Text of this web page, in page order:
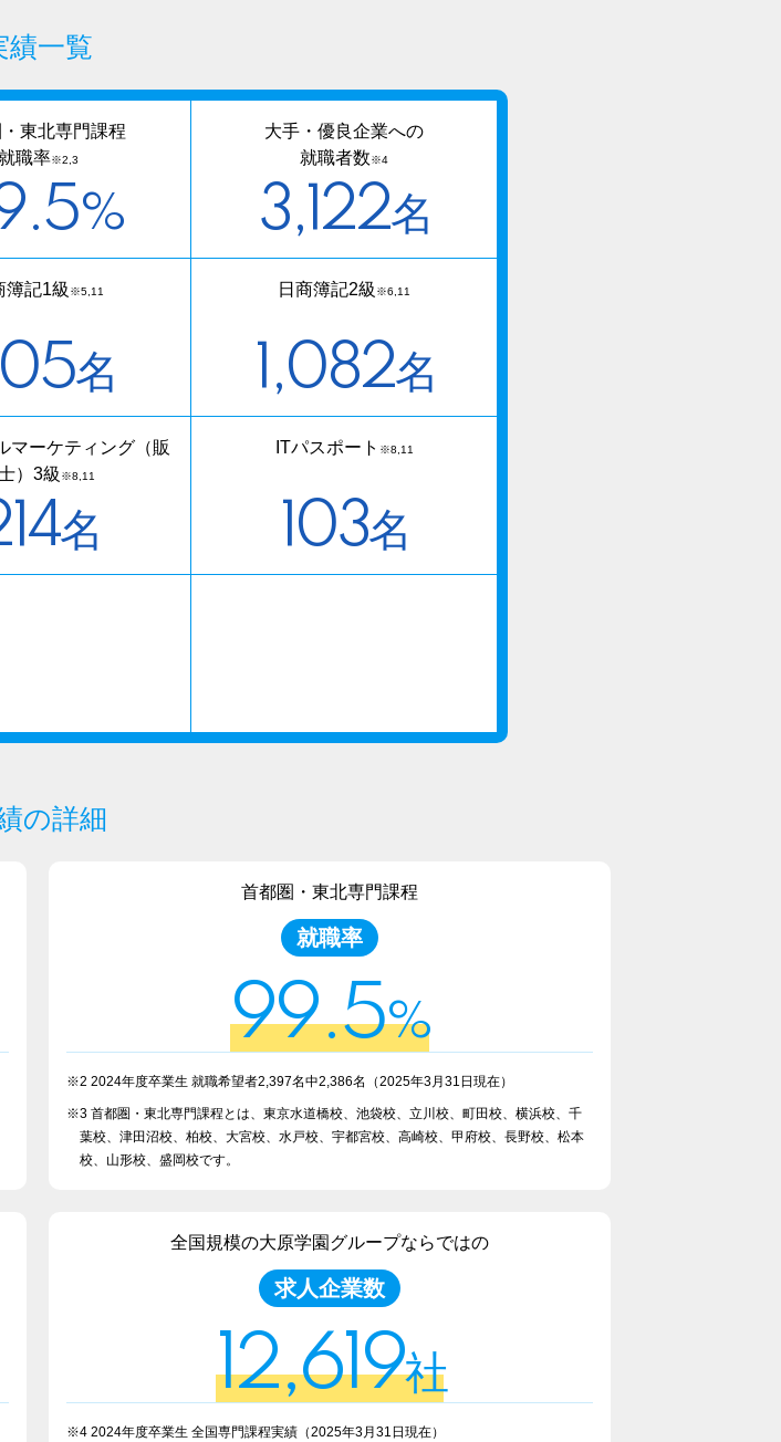
績一覧
東北専門課程
就職率※2,3
%
大手・優良企業への
就職者数※4
3,122名
簿記1級 ※5,11
名
日商簿記2級 ※6,11
1,082名
マーケティング（販
）3級 ※8,11
名
ITパスポート ※8,11
103名
の詳細
首都圏・東北専門課程
就職率
99.5%
※2 2024年度卒業生 就職希望者2,397名中2,386名 （2025年3月31日現在）
※3 首都圏・東北専門課程とは、東京水道橋校、池袋校、立川校、町田校、横浜校、千
葉校、津田沼校、柏校、大宮校、水戸校、宇都宮校、高崎校、甲府校、長野校、松本
校、山形校、盛岡校です。
全国規模の大原学園グループならではの
求人企業数
12,619社
※4 2024年度卒業生 全国専門課程実績 （2025年3月31日現在）